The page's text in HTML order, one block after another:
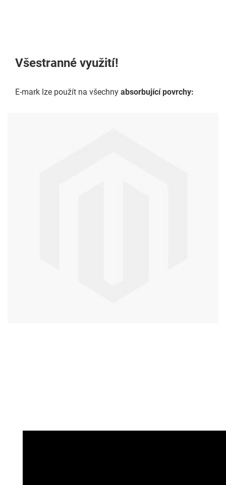
Všestranné využití!
E-mark lze použít na všechny absorbující povrchy: